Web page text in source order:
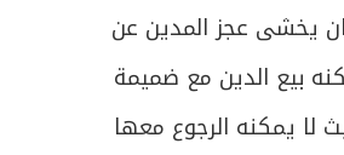
يخشى عجز المدين عن
بيع الدين مع ضميمة
لا يمكنه الرجوع معها